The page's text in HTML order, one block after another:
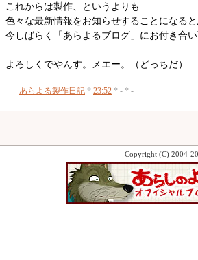
これからは製作、というよりも
色々な最新情報をお知らせすることになる
今しばらく「あらよるブログ」にお付き合
よろしくでやんす。メエー。（どっちだ）
あらよる製作日記 * 23:52 * - * -
Copyright (C) 2004-